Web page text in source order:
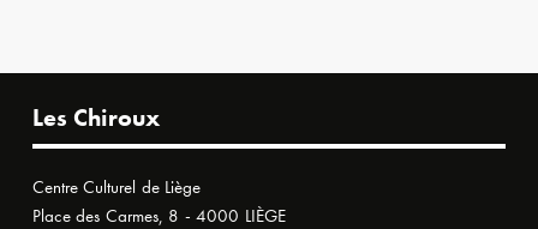
Les Chiroux
Centre Culturel de Liège
Place des Carmes, 8 - 4000 LIÈGE